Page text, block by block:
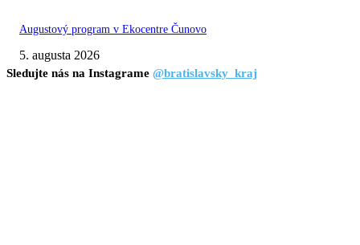
Augustový program v Ekocentre Čunovo
5. augusta 2026
Sledujte nás na Instagrame @bratislavsky_kraj